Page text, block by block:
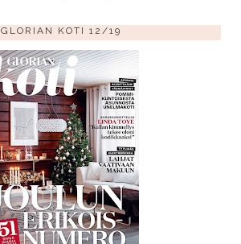
GLORIAN KOTI 12/19